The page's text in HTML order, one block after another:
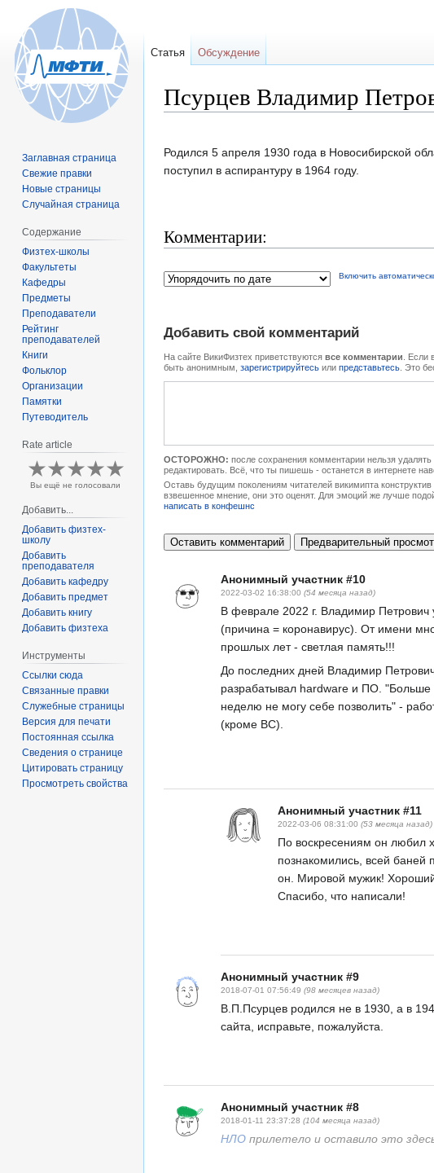
Псурцев Владимир
Перейти
Перейти
Родился 5 апреля 1930 года в Новосибирской
поступил в аспирантуру в 1964 году.
Комментарии:
Включить
Добавить свой комментарий
На сайте ВикиФизтех приветствуются все комментарии . Если
быть анонимным, зарегистрируйтесь или представьтесь . Это
ОСТОРОЖНО: после сохранения комментарии нельзя удалять
редактировать. Всё, что ты пишешь - останется в интернете
Оставь будущим поколениям читателей викимипта конструктив
взвешенное мнение, они это оценят. Для эмоций же лучше
написать в конфешнс
Анонимный участник #10
2022-03-02 16:38:00 (54 месяца назад)
В феврале 2022 г. Владимир Петрович
(причина = коронавирус). От имени
прошлых лет - светлая память!!!
До последних дней Владимир
разрабатывал hardware и ПО. "Больше
неделю не могу себе позволить" -
(кроме ВС).
Анонимный участник #11
2022-03-06 08:31:00 (53 месяца назад)
По воскресениям он любил
познакомились, всей баней
он. Мировой мужик!
Спасибо, что написали!
Анонимный участник #9
2018-07-01 07:56:49 (98 месяцев назад)
В.П.Псурцев родился не в 1930, а в
сайта, исправьте, пожалуйста.
Анонимный участник #8
2018-01-11 23:37:28 (104 месяца назад)
НЛО прилетело и оставило это
Статья Обсуждение
Заглавная страница
Свежие правки
Новые страницы
Случайная страница
Содержание
Физтех-школы
Факультеты
Кафедры
Предметы
Преподаватели
Рейтинг
преподавателей
Книги
Фольклор
Организации
Памятки
Путеводитель
Rate article
Вы ещё не голосовали
Добавить...
Добавить физтех-
школу
Добавить
преподавателя
Добавить кафедру
Добавить предмет
Добавить книгу
Добавить физтеха
Инструменты
Ссылки сюда
Связанные правки
Служебные страницы
Версия для печати
Постоянная ссылка
Сведения о странице
Цитировать страницу
Просмотреть свойства